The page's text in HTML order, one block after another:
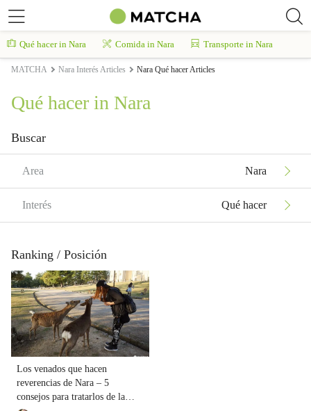
Qué hacer in Nara Comida in Nara Transporte in Nara
MATCHA Nara Interés Articles Nara Qué hacer Articles
Qué hacer in Nara
Buscar
Area Nara
Interés Qué hacer
Ranking / Posición
Los venados que hacen
reverencias de Nara – 5
consejos para tratarlos de la